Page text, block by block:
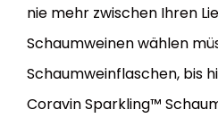
nie mehr zwischen Ihren
Schaumweinen wählen
Schaumweinflaschen, bis
Coravin Sparkling™